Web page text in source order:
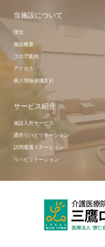
当施設について
理念
施設概要
フロア案内
アクセス
個人情報保護方針
サービス紹介
施設入所サービス
通所リハビリテーション
訪問看護ステーション
リハビリテーション